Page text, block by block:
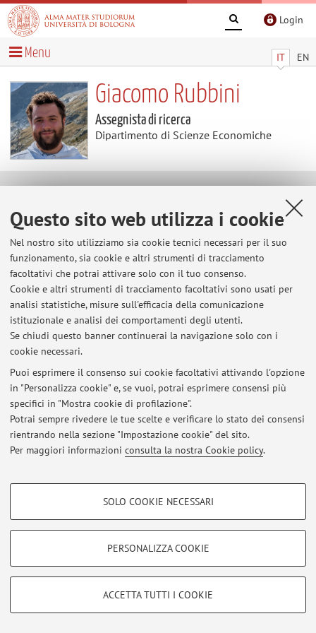
Questo sito web utilizza i cookie
Nel nostro sito utilizziamo sia cookie tecnici necessari per il suo
funzionamento, sia cookie e altri strumenti di tracciamento
facoltativi che potrai attivare solo con il tuo consenso.
Cookie e altri strumenti di tracciamento facoltativi sono usati per
analisi statistiche, misure sull'efficacia della comunicazione
istituzionale e analisi dei comportamenti degli utenti.
Se chiudi questo banner continuerai la navigazione solo con i
cookie necessari.
Puoi esprimere il consenso sui cookie facoltativi attivando l'opzione
in "Personalizza cookie" e, se vuoi, potrai esprimere consensi più
specifici in "Mostra cookie di profilazione".
Potrai sempre rivedere le tue scelte e verificare lo stato dei consensi
rientrando nella sezione "Impostazione cookie" del sito.
Per maggiori informazioni consulta la nostra Cookie policy.
COOKIE DI PROFILAZIONE - FACOLTATIVI
COOKIE TECNICI - NECESSARI
Si tratta di cookie tecnici utilizzati, a titolo esemplificativo, per il corretto
SOLO COOKIE NECESSARI
PERSONALIZZA COOKIE
ACCETTA TUTTI I COOKIE
Login
IT EN
Menu
Giacomo Rubbini
Assegnista di ricerca
Dipartimento di Scienze Economiche
Ultimi avvisi
Al momento non sono presenti avvisi.
Area riservata
Accedi tramiteloginper gestire tutti i contenuti del sito.
|Note legali| Impostazioni Cookie